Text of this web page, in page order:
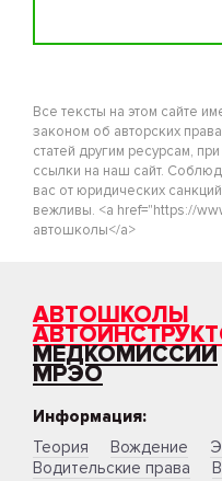
Все тексты на этом сайте
законом об авторских
статей другим ресурсам,
ссылки на наш сайт.
вас от юридических
вежливы. <a href="https://
автошколы</a>
АВТОШКОЛЫ
МЕДКОМИССИИ
МРЭО
Информация:
Теория
Вождение
Водительские права